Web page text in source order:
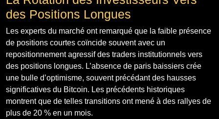
des Positions Longues
Les experts du marché ont remarqué que la faible présence
de positions courtes coïncide souvent avec un
repositionnement agressif des traders institutionnels vers
des positions longues. L’absence de paris baissiers crée
une bulle d’optimisme, souvent précédant des hausses
significatives du Bitcoin. Les précédents historiques
montrent que de telles transitions ont mené à des rallyes de
plus de 20 % en un mois.